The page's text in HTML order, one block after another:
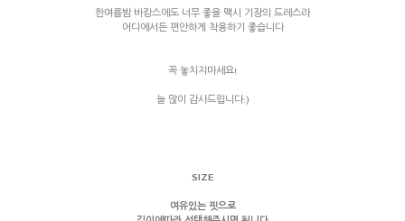
한여름밤 바캉스에도 너무 좋을 맥시 기장의 드레스라
어디에서든 편안하게 착용하기 좋습니다
꼭 놓치지마세요!
늘 많이 감사드립니다:)
SIZE
여유있는 핏으로